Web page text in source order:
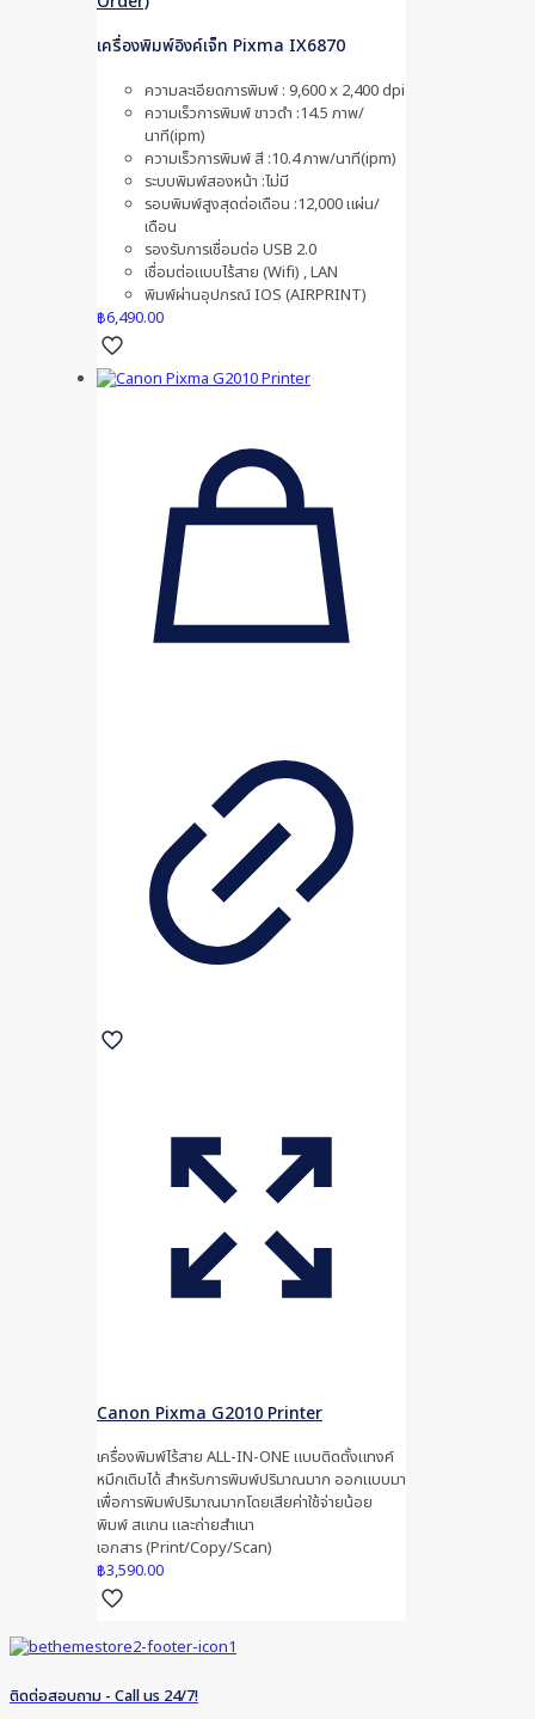
เครื่องพิมพ์อิงค์เจ็ท Pixma IX6870
ความละเอียดการพิมพ์ : 9,600 x 2,400 dpi
ความเร็วการพิมพ์ ขาวดำ :14.5 ภาพ/
นาที(ipm)
ความเร็วการพิมพ์ สี :10.4 ภาพ/นาที(ipm)
ระบบพิมพ์สองหน้า :ไม่มี
รอบพิมพ์สูงสุดต่อเดือน :12,000 แผ่น/
เดือน
รองรับการเชื่อมต่อ USB 2.0
เชื่อมต่อแบบไร้สาย (Wifi) , LAN
พิมพ์ผ่านอุปกรณ์ IOS (AIRPRINT)
฿6,490.00
Canon Pixma G2010 Printer
เครื่องพิมพ์ไร้สาย ALL-IN-ONE แบบติดตั้งแทงค์
หมึกเติมได้ สำหรับการพิมพ์ปริมาณมาก ออกแบบมา
เพื่อการพิมพ์ปริมาณมากโดยเสียค่าใช้จ่ายน้อย
พิมพ์ สแกน และถ่ายสำเนา
เอกสาร (Print/Copy/Scan)
฿3,590.00
ติดต่อสอบถาม - Call us 24/7!